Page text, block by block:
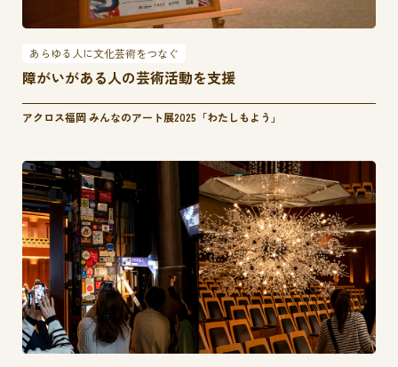
あらゆる人に文化芸術をつなぐ
障がいがある人の芸術活動を支援
アクロス福岡 みんなのアート展2025「わたしもよう」